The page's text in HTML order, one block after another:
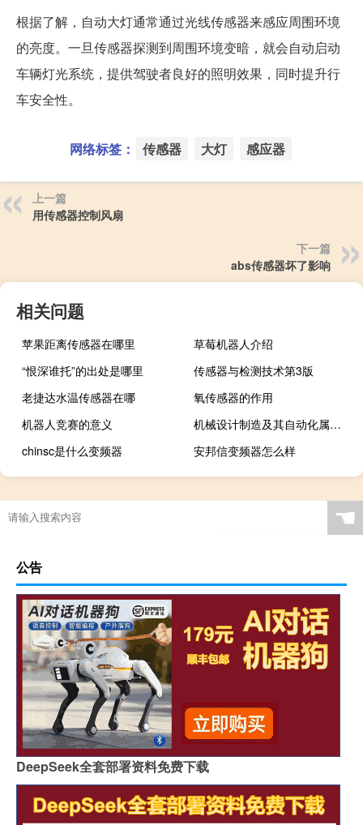
根据了解，自动大灯通常通过光线传感器来感应周围环境
的亮度。一旦传感器探测到周围环境变暗，就会自动启动
车辆灯光系统，提供驾驶者良好的照明效果，同时提升行
车安全性。
网络标签： 传感器 大灯 感应器
上一篇
用传感器控制风扇
下一篇
abs传感器坏了影响
相关问题
苹果距离传感器在哪里
草莓机器人介绍
“恨深谁托”的出处是哪里
传感器与检测技术第3版
老捷达水温传感器在哪
氧传感器的作用
机器人竞赛的意义
机械设计制造及其自动化属于什么系
chinsc是什么变频器
安邦信变频器怎么样
☚
公告
DeepSeek全套部署资料免费下载